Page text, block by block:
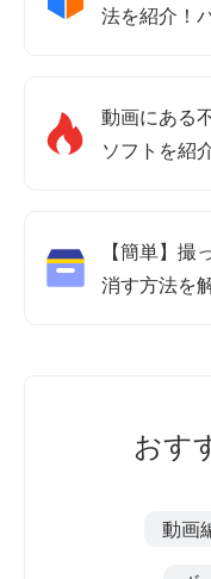
法を紹介！
動画にある
ソフトを紹
【簡単】
消す方法を
おす
動画